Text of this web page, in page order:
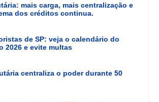
mais carga, mais centralização e
dos créditos continua.
de SP: veja o calendário do
2026 e evite multas
centraliza o poder durante 50